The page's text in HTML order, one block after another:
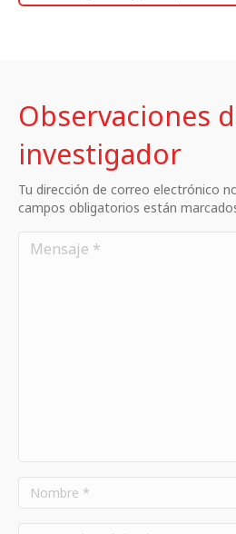
Observaciones
investigador
Tu dirección de correo electrónico
campos obligatorios están